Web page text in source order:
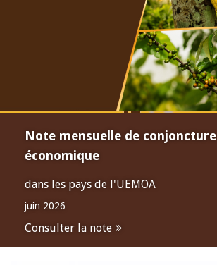
Note mensuelle de conjoncture
économique
dans les pays de l'UEMOA
juin 2026
Consulter la note